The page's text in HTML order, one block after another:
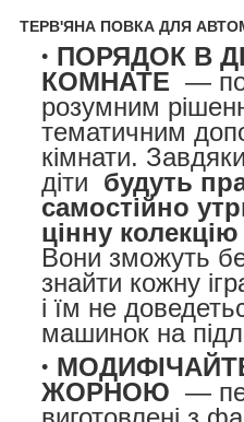
ТЕРВ'ЯНА ПОВКА ДЛЯ
ПОРЯДОК В
КОМНАТЕ —
розумним
тематичним
кімнати.
діти будуть
самостійно
цінну
Вони зможуть
знайти кожну
і їм не
машинок на
ЖОРНОЮ —